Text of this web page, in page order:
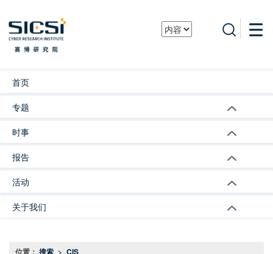
首页
专题
时事
报告
活动
关于我们
位置： 搜索 > CIS